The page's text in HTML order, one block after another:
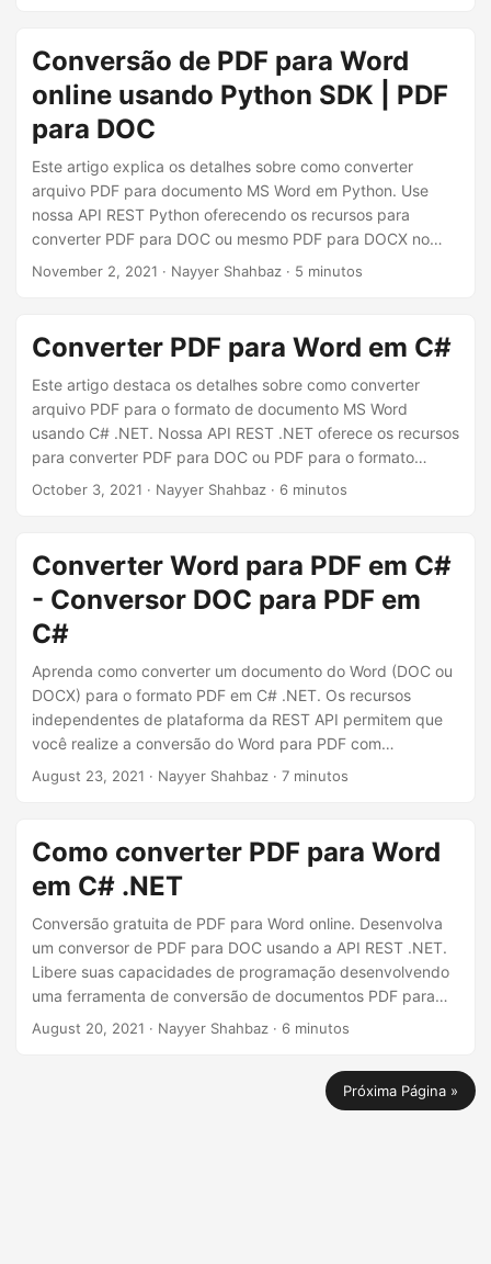
de conversão de documentos, oferecemos um aplicativo
de conversão de Word para PDF no Zapier que permite
conectar seus repositórios de documentos do Google Drive
ou Dropbox ao nosso serviço de processamento de
arquivos e automatizar suas tarefas diárias com facilidade.
Conversão de PDF para Word
online usando Python SDK | PDF
para DOC
Este artigo explica os detalhes sobre como converter
arquivo PDF para documento MS Word em Python. Use
nossa API REST Python oferecendo os recursos para
converter PDF para DOC ou mesmo PDF para DOCX no
aplicativo Python.
November 2, 2021 · Nayyer Shahbaz · 5 minutos
Converter PDF para Word em C#
Este artigo destaca os detalhes sobre como converter
arquivo PDF para o formato de documento MS Word
usando C# .NET. Nossa API REST .NET oferece os recursos
para converter PDF para DOC ou PDF para o formato
DOCX.
October 3, 2021 · Nayyer Shahbaz · 6 minutos
Converter Word para PDF em C#
- Conversor DOC para PDF em
C#
Aprenda como converter um documento do Word (DOC ou
DOCX) para o formato PDF em C# .NET. Os recursos
independentes de plataforma da REST API permitem que
você realize a conversão do Word para PDF com
facilidade.
August 23, 2021 · Nayyer Shahbaz · 7 minutos
Como converter PDF para Word
em C# .NET
Conversão gratuita de PDF para Word online. Desenvolva
um conversor de PDF para DOC usando a API REST .NET.
Libere suas capacidades de programação desenvolvendo
uma ferramenta de conversão de documentos PDF para
Word usando o .NET Cloud SDK.
August 20, 2021 · Nayyer Shahbaz · 6 minutos
Próxima Página »